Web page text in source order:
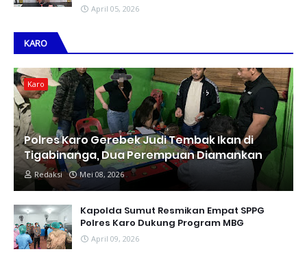
April 05, 2026
KARO
Karo
Polres Karo Gerebek Judi Tembak Ikan di
Tigabinanga, Dua Perempuan Diamankan
Redaksi Mei 08, 2026
Kapolda Sumut Resmikan Empat SPPG
Polres Karo Dukung Program MBG
April 09, 2026